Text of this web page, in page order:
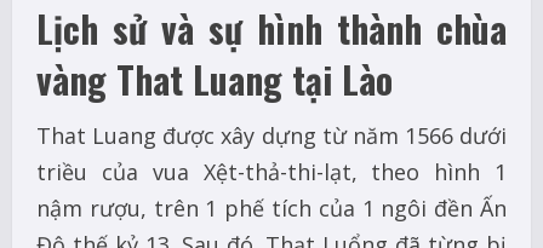
Lịch sử và sự hình thành chùa
vàng That Luang tại Lào
That Luang được xây dựng từ năm 1566 dưới
triều của vua Xệt-thả-thi-lạt, theo hình 1
nậm rượu, trên 1 phế tích của 1 ngôi đền Ấn